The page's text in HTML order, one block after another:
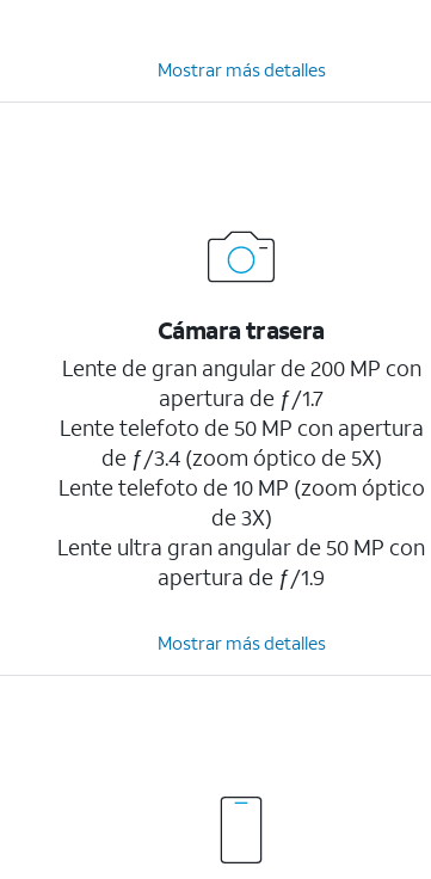
Mostrar más detalles
Cámara trasera
Lente de gran angular de 200 MP con
apertura de ƒ/1.7
Lente telefoto de 50 MP con apertura
de ƒ/3.4 (zoom óptico de 5X)
Lente telefoto de 10 MP (zoom óptico
de 3X)
Lente ultra gran angular de 50 MP con
apertura de ƒ/1.9
Mostrar más detalles